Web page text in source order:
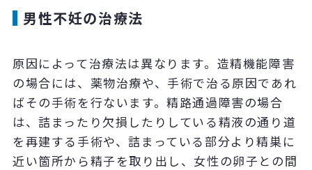
男性不妊の治療法
原因によって治療法は異なります。造精機能障害
の場合には、薬物治療や、手術で治る原因であれ
ばその手術を行ないます。精路通過障害の場合
は、詰まったり欠損したりしている精液の通り道
を再建する手術や、詰まっている部分より精巣に
近い箇所から精子を取り出し、女性の卵子との間